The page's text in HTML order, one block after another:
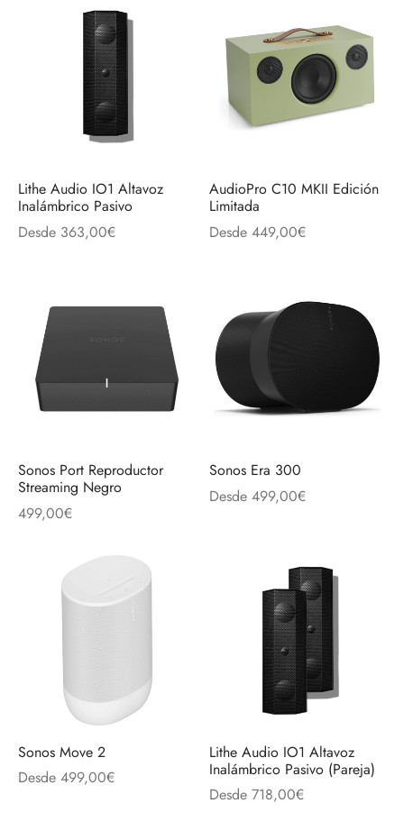
Lithe Audio IO1 Altavoz
Inalámbrico Pasivo
Desde 363,00€
AudioPro C10 MKII Edición
Limitada
Desde 449,00€
Sonos Port Reproductor
Streaming Negro
499,00€
Sonos Era 300
Desde 499,00€
Sonos Move 2
Desde 499,00€
Lithe Audio IO1 Altavoz
Inalámbrico Pasivo (Pareja)
Desde 718,00€